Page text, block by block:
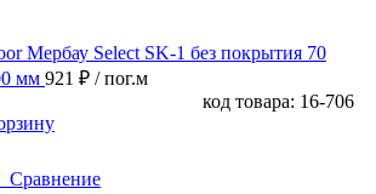
Мербау Select SK-1 без покрытия 70
мм 921 ₽ / пог.м
код товара: 16-706
Сравнение